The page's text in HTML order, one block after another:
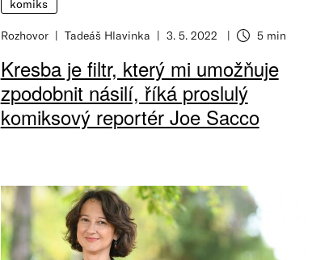
komiks
Rozhovor Tadeáš Hlavinka 3. 5. 2022 5 min
Kresba je filtr, který mi umožňuje
zpodobnit násilí, říká proslulý
komiksový reportér Joe Sacco